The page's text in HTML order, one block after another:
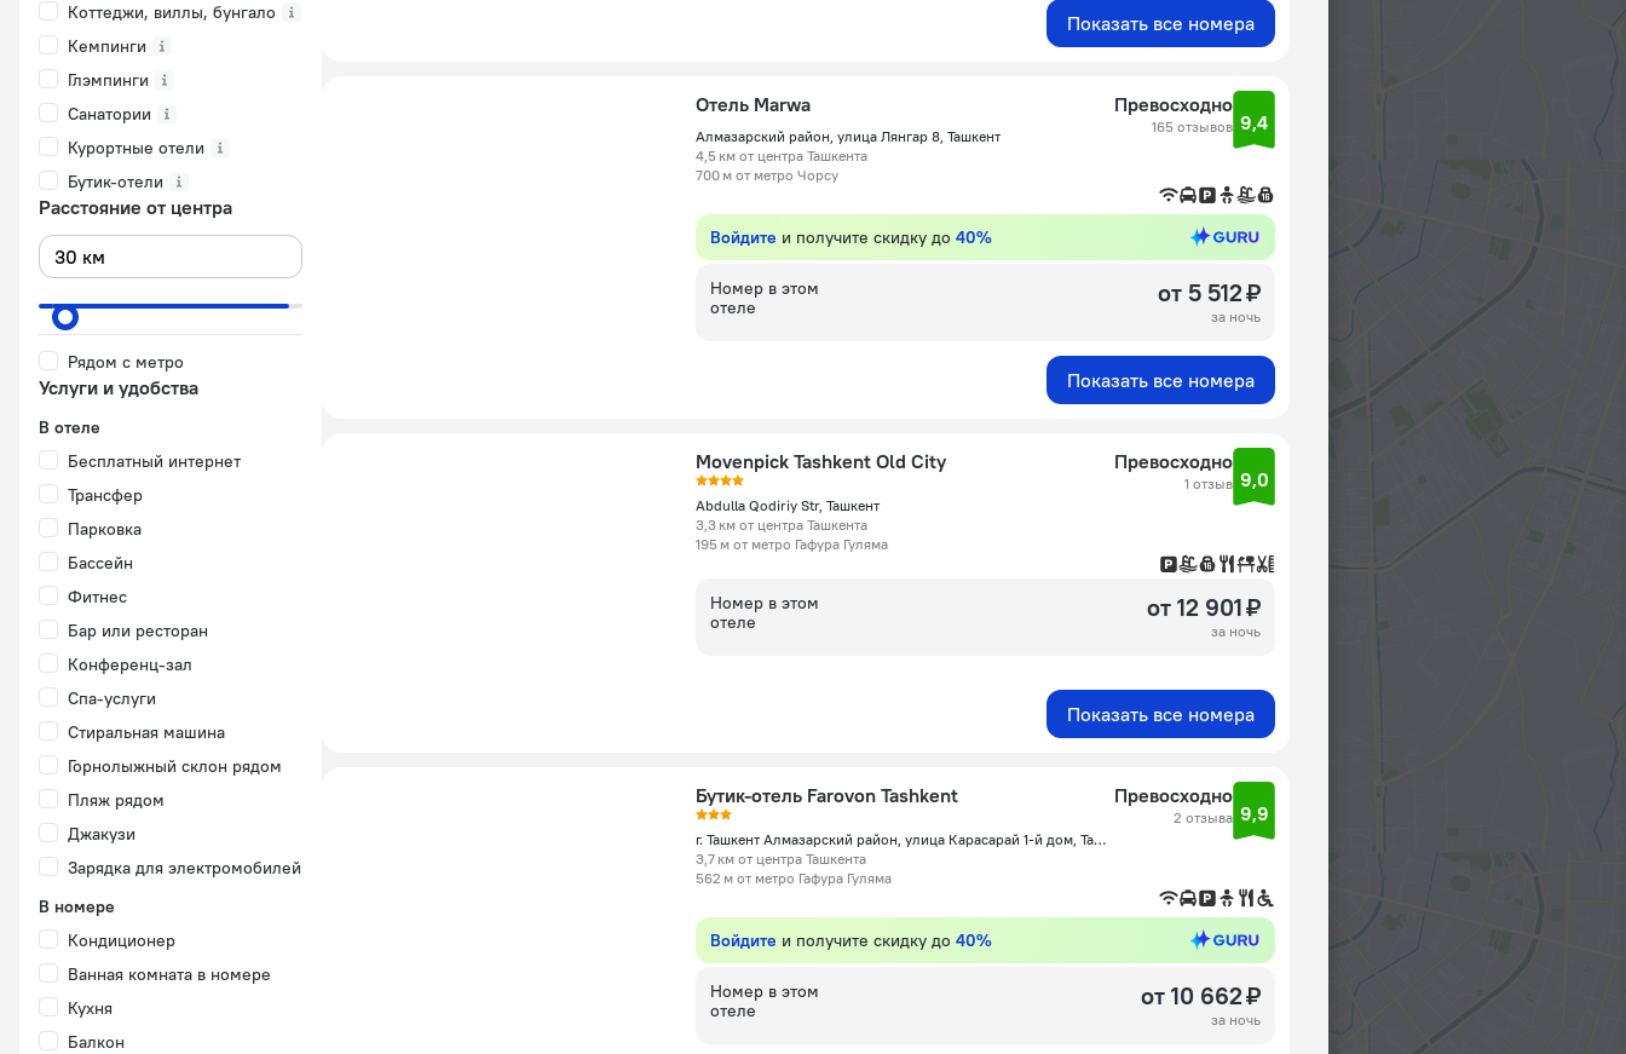
Коттеджи, виллы, бунгало
Кемпинги
Глэмпинги
Санатории
Курортные отели
Бутик-отели
Расстояние от центра
Рядом с метро
Услуги и удобства
В отеле
Бесплатный интернет
Трансфер
Парковка
Бассейн
Фитнес
Бар или ресторан
Конференц-зал
Спа-услуги
Стиральная машина
Горнолыжный склон рядом
Пляж рядом
Джакузи
Зарядка для электромобилей
В номере
Кондиционер
Ванная комната в номере
Кухня
Балкон
Показать все номера
Отель Marwa
Алмазарский район, улица Лянгар 8, Ташкент
4,5 км от центра Ташкента
700 м от метро Чорсу
Превосходно
165 отзывов 9,4
Войдите и получите скидку до 40%
Номер в этом
отеле
от 5 512 ₽
за ночь
Показать все номера
Movenpick Tashkent Old City
Abdulla Qodiriy Str, Ташкент
3,3 км от центра Ташкента
195 м от метро Гафура Гуляма
Превосходно
1 отзыв 9,0
Номер в этом
отеле
от 12 901 ₽
за ночь
Показать все номера
Бутик-отель Farovon Tashkent
г. Ташкент Алмазарский район, улица Карасарай 1-й дом, Ташкент
3,7 км от центра Ташкента
562 м от метро Гафура Гуляма
Превосходно
2 отзыва 9,9
Войдите и получите скидку до 40%
Номер в этом
отеле
от 10 662 ₽
за ночь